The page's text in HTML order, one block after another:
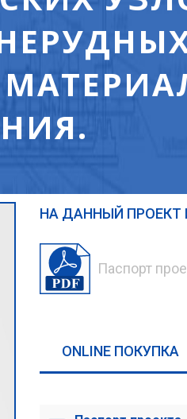
НА ДАННЫЙ ПРОЕКТ
Паспорт
ONLINE ПОКУПКА